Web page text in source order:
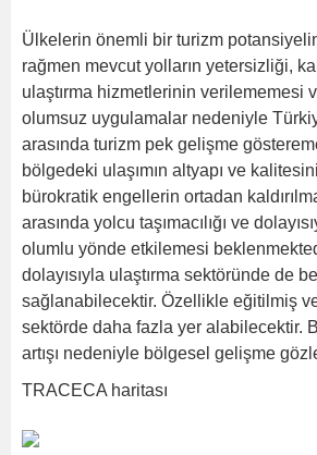
Ülkelerin önemli bir turizm
rağmen mevcut yolların yetersizliği,
ulaştırma hizmetlerinin verilememesi
olumsuz uygulamalar nedeniyle
arasında turizm pek gelişme
bölgedeki ulaşımın altyapı ve
bürokratik engellerin ortadan
arasında yolcu taşımacılığı ve
olumlu yönde etkilemesi
dolayısıyla ulaştırma sektöründe de
sağlanabilecektir. Özellikle eğitilmiş
sektörde daha fazla yer alabilecektir.
artışı nedeniyle bölgesel gelişme
TRACECA haritası